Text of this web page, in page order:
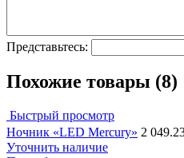
Представьтесь:
Похожие товары (8)
Быстрый просмотр
Ночник «LED Mercury» 2
Уточнить наличие